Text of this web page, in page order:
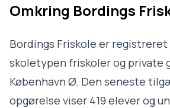
Omkring Bordings
Bordings Friskole er
skoletypen friskoler og private
København Ø. Den seneste
opgørelse viser 419 elever og